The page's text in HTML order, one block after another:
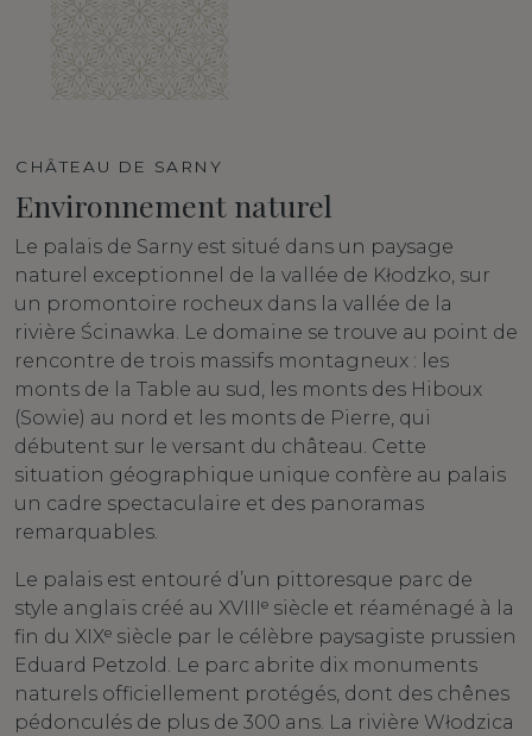
CHÂTEAU DE SARNY
Environnement naturel
Le palais de Sarny est situé dans un paysage
naturel exceptionnel de la vallée de Kłodzko, sur
un promontoire rocheux dans la vallée de la
rivière Ścinawka. Le domaine se trouve au point de
rencontre de trois massifs montagneux : les
monts de la Table au sud, les monts des Hiboux
(Sowie) au nord et les monts de Pierre, qui
débutent sur le versant du château. Cette
situation géographique unique confère au palais
un cadre spectaculaire et des panoramas
remarquables.
Le palais est entouré d’un pittoresque parc de
style anglais créé au XVIIIᵉ siècle et réaménagé à la
fin du XIXᵉ siècle par le célèbre paysagiste prussien
Eduard Petzold. Le parc abrite dix monuments
naturels officiellement protégés, dont des chênes
pédonculés de plus de 300 ans. La rivière Włodzica